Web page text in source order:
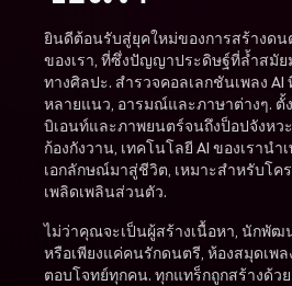
ยินดีต้อนรับสู่ยุคใหม่ของการสร้างดน
ของเรา, ที่ซึ่งปัญญาประดิษฐ์ที่ล้ำสมั
ทางศิลปะ. สำรวจคอลเลกชันเพลง
หลายแนว, อารมณ์และภาษาต่างๆ. ตั้
บิเอนท์และภาพยนตร์จนถึงป็อปจังหว
ก้องกังวาน, เทคโนโลยี AI ของเราน
เอกลักษณ์มาสู่ชีวิต, เหมาะสำหรับโค
เพลิดเพลินส่วนตัว.
ไม่ว่าคุณจะเป็นผู้สร้างเนื้อหา, นักพัฒ
หรือเพียงแค่คนรักดนตรี, ห้องสมุดเพล
ตอบโจทย์ทุกคน. ทุกแทร็กถูกสร้างด้ว